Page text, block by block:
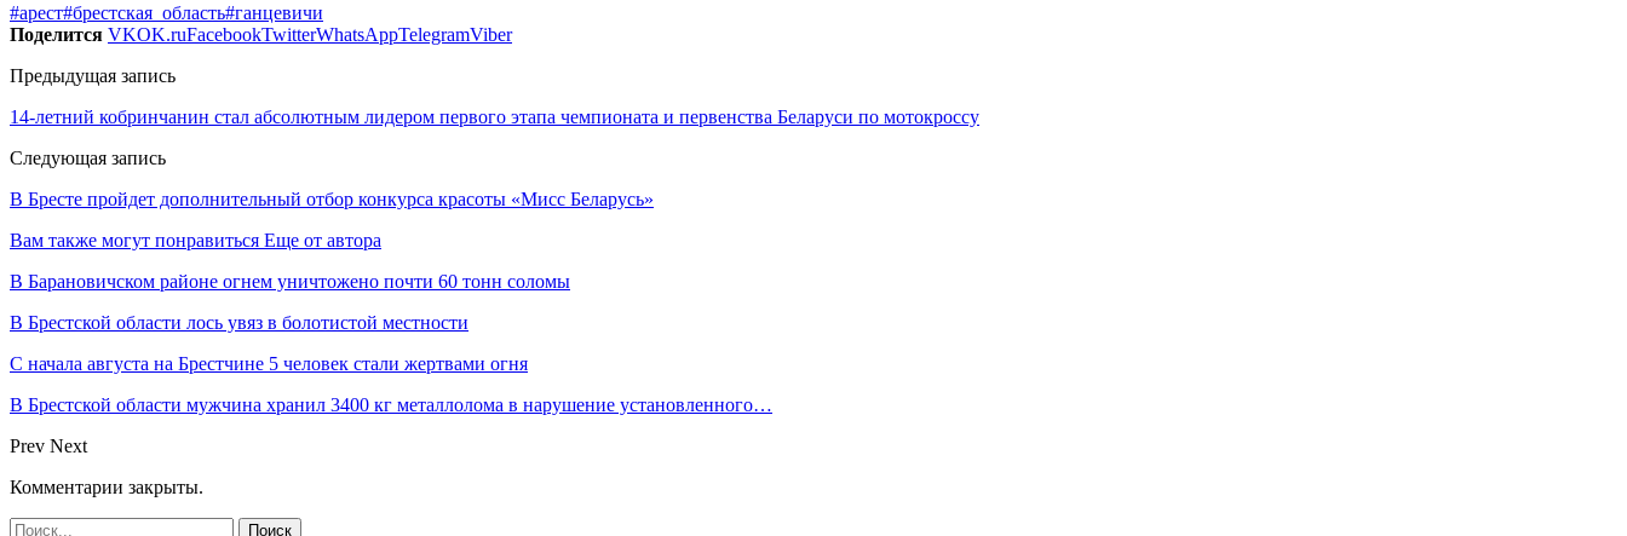
#арест#брестская_область#ганцевичи
Поделится VKOK.ruFacebookTwitterWhatsAppTelegramViber
Предыдущая запись
14-летний кобринчанин стал абсолютным лидером первого этапа чемпионата и первенства Беларуси по мотокроссу
Следующая запись
В Бресте пройдет дополнительный отбор конкурса красоты «Мисс Беларусь»
Вам также могут понравиться Еще от автора
В Барановичском районе огнем уничтожено почти 60 тонн соломы
В Брестской области лось увяз в болотистой местности
С начала августа на Брестчине 5 человек стали жертвами огня
В Брестской области мужчина хранил 3400 кг металлолома в нарушение установленного…
Prev Next
Комментарии закрыты.